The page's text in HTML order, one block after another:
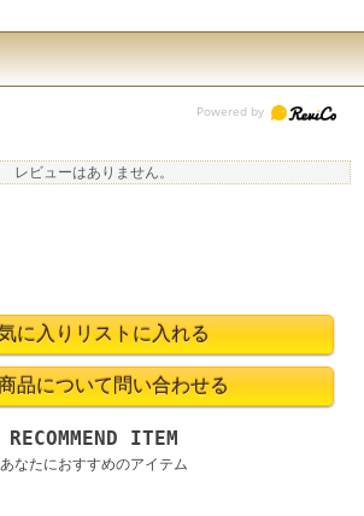
レビューはありません。
RECOMMEND ITEM
あなたにおすすめのアイテム